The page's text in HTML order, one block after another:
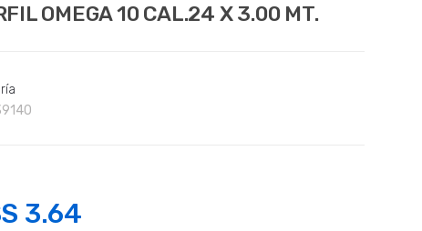
OMEGA 10 CAL.24 X 3.00 MT.
3.64